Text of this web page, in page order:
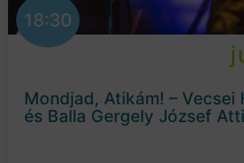
18:30
Mondjad, Atikám! – Vecsei
és Balla Gergely József